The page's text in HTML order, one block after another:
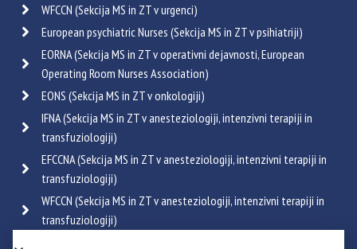
WFCCN (Sekcija MS in ZT v urgenci)
European psychiatric Nurses (Sekcija MS in ZT v psihiatriji)
EORNA (Sekcija MS in ZT v operativni dejavnosti, European
Operating Room Nurses Association)
EONS (Sekcija MS in ZT v onkologiji)
IFNA (Sekcija MS in ZT v anesteziologiji, intenzivni terapiji in
transfuziologiji)
EFCCNA (Sekcija MS in ZT v anesteziologiji, intenzivni terapiji in
transfuziologiji)
WFCCN (Sekcija MS in ZT v anesteziologiji, intenzivni terapiji in
transfuziologiji)